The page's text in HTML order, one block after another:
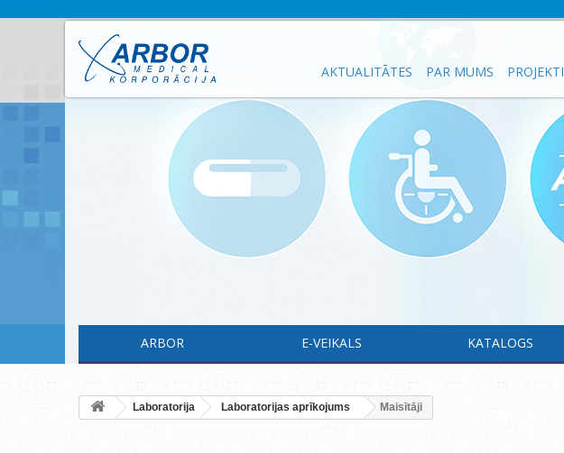
AKTUALITĀTES PAR MUMS PROJEKTI
ARBOR E-VEIKALS KATALOGS
Laboratorija Laboratorijas aprīkojums Maisītāji